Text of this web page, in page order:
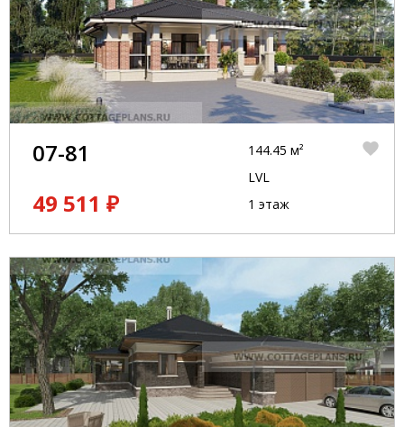
07-81
49 511 ₽
144.45 м²
LVL
1 этаж